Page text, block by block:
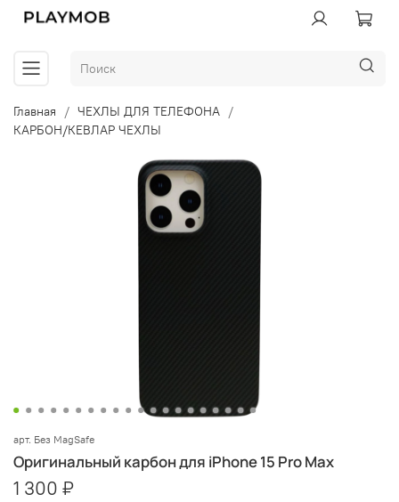
Главная
ЧЕХЛЫ ДЛЯ ТЕЛЕФОНА
КАРБОН/КЕВЛАР ЧЕХЛЫ
арт. Без MagSafe
Оригинальный карбон для iPhone 15 Pro Max
1 300 ₽